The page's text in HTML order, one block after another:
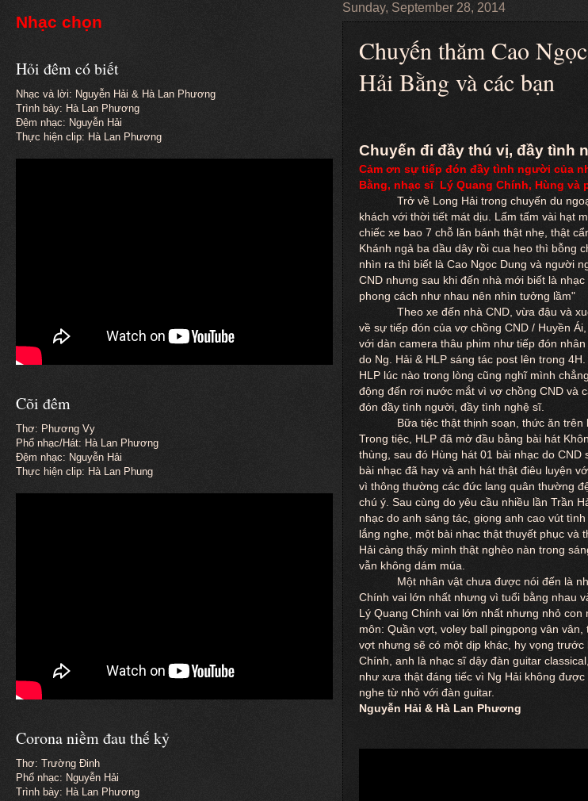
Sunday, September 28, 2014
Chuyến thăm Cao
Hải Bằng và các bạn
Chuyến đi đầy thú vị, đầy tình
Cảm ơn sự tiếp đón đầy tình người của
Bằng, nhạc sĩ
Lý Quang Chính, Hùng và
Trở về Long Hải trong chuyến du
khách với thời tiết mát dịu. Lấm tấm vài hạt
chiếc xe bao 7 chỗ lăn bánh thật nhẹ, thật
Khánh ngả ba dầu dây rồi cua heo thì bỗng
nhìn ra thì biết là Cao Ngọc Dung và người
CND nhưng sau khi đến nhà mới biết là
phong cách như nhau nên nhìn tưởng lầm"
Theo xe đến nhà CND, vừa đậu và
về sự tiếp đón của vợ chồng CND / Huyền
với dàn camera thâu phim như tiếp đón
do Ng. Hải & HLP sáng tác post lên trong
HLP lúc nào trong lòng cũng nghĩ mình
động đến rơi nước mắt vì vợ chồng CND và
đón đầy tình người, đầy tình nghệ sĩ.
Bữa tiệc thật thịnh soạn, thức ăn
Trong tiệc, HLP đã mở đầu bằng bài hát
thùng, sau đó Hùng hát 01 bài nhạc do
bài nhạc đã hay và anh hát thật điêu luyện
vì thông thường các đức lang quân thường
chú ý. Sau cùng do yêu cầu nhiều lần Trần
nhạc do anh sáng tác, giọng anh cao vút
lắng nghe, một bài nhạc thật thuyết phục và
Hải càng thấy mình thật nghèo nàn trong
vẫn không dám múa.
Một nhân vật chưa được nói đến là
Chính vai lớn nhất nhưng vì tuổi bằng nhau
Lý Quang Chính vai lớn nhất nhưng nhỏ
môn: Quần vợt, voley ball pingpong vân
vợt nhưng sẽ có một dịp khác, hy vọng
Chính, anh là nhạc sĩ dậy đàn guitar
như xưa thật đáng tiếc vì Ng Hải không
nghe từ nhỏ với đàn guitar.
Nguyễn Hải & Hà Lan Phương
Nhạc chọn
Hỏi đêm có biết
Nhạc và lời: Nguyễn Hải & Hà Lan Phương
Trình bày: Hà Lan Phương
Đệm nhạc: Nguyễn Hải
Thực hiện clip: Hà Lan Phương
Cõi đêm
Thơ: Phương Vy
Phổ nhạc/Hát: Hà Lan Phương
Đệm nhạc: Nguyễn Hải
Thực hiện clip: Hà Lan Phung
Corona niềm đau thế kỷ
Thơ: Trường Đinh
Phổ nhạc: Nguyễn Hải
Trình bày: Hà Lan Phương